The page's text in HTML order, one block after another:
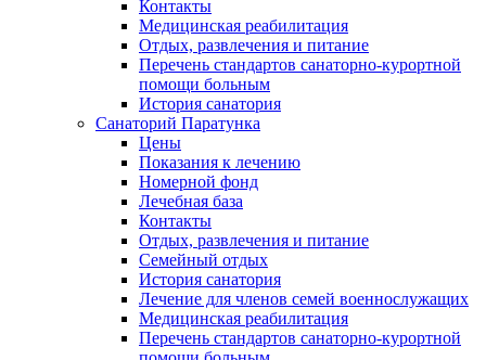
Контакты
Медицинская реабилитация
Отдых, развлечения и питание
Перечень стандартов санаторно-курортной
помощи больным
История санатория
Санаторий Паратунка
Цены
Показания к лечению
Номерной фонд
Лечебная база
Контакты
Отдых, развлечения и питание
Семейный отдых
История санатория
Лечение для членов семей военнослужащих
Медицинская реабилитация
Перечень стандартов санаторно-курортной